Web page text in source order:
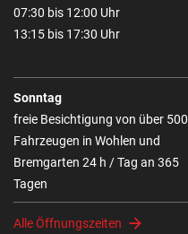
07:30 bis 12:00 Uhr
13:15 bis 17:30 Uhr
Sonntag
freie Besichtigung von über 500
Fahrzeugen in Wohlen und
Bremgarten 24 h / Tag an 365
Tagen
Alle Öffnungszeiten